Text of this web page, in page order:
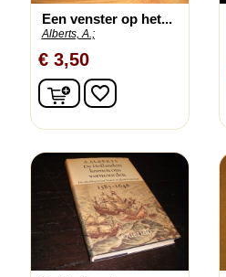
Een venster op het...
Alberts, A.;
€ 3,50
In winkelwagen
favorite_border